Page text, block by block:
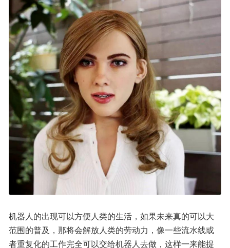
机器人的出现可以方便人类的生活，如果未来真的可以大
范围的普及，那将会解放人类的劳动力，像一些流水线或
者重复化的工作完全可以交给机器人去做，这样一来能提